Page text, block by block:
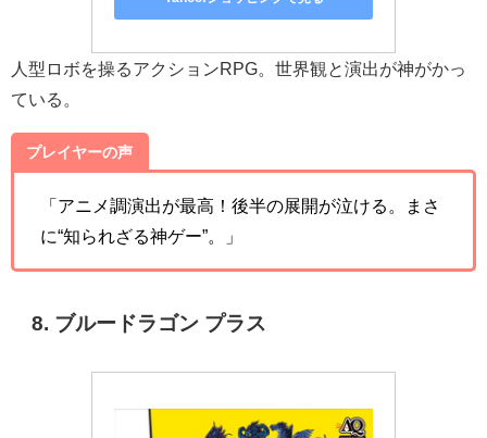
人型ロボを操るアクションRPG。世界観と演出が神がかっ
ている。
プレイヤーの声
「アニメ調演出が最高！後半の展開が泣ける。まさ
に“知られざる神ゲー”。」
8. ブルードラゴン プラス